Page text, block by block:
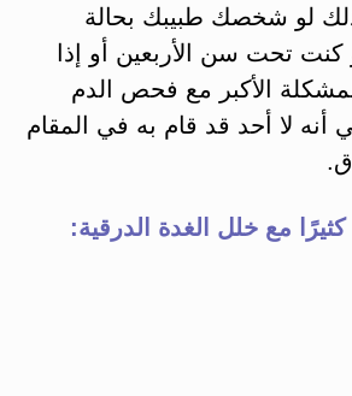
لو شخصك طبيبك بحالة
كنت تحت سن الأربعين أو إذا
الأكبر مع فحص الدم
أنه لا أحد قد قام به في المقام
مع خلل الغدة الدرقية: